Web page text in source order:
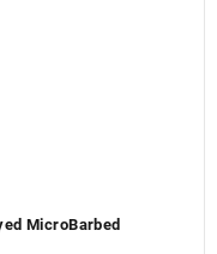
MicroBarbed